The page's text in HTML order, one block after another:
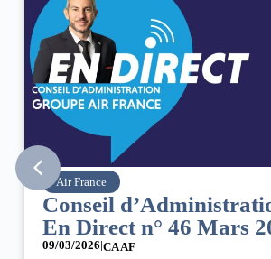
Air France
Conseil
En Direct n° 46 Mars
09/03/2026|CA AF